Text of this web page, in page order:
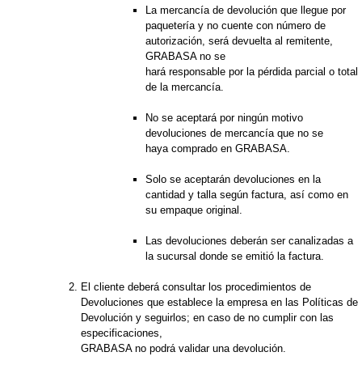
La mercancía de devolución que llegue por
paquetería y no cuente con número de
autorización, será devuelta al remitente,
GRABASA no se
hará responsable por la pérdida parcial o total
de la mercancía.
No se aceptará por ningún motivo
devoluciones de mercancía que no se
haya comprado en GRABASA.
Solo se aceptarán devoluciones en la
cantidad y talla según factura, así como en
su empaque original.
Las devoluciones deberán ser canalizadas a
la sucursal donde se emitió la factura.
El cliente deberá consultar los procedimientos de
Devoluciones que establece la empresa en las Políticas de
Devolución y seguirlos; en caso de no cumplir con las
especificaciones,
GRABASA no podrá validar una devolución.